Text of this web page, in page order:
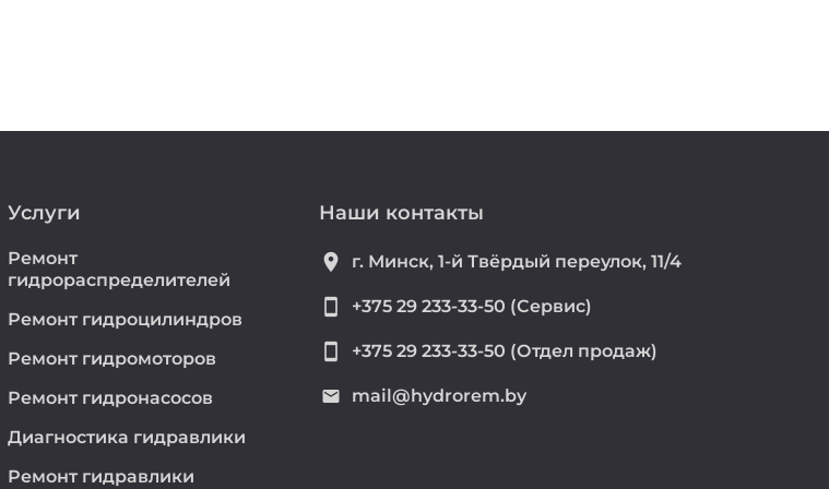
Услуги
Ремонт
гидрораспределителей
Ремонт гидроцилиндров
Ремонт гидромоторов
Ремонт гидронасосов
Диагностика гидравлики
Ремонт гидравлики
Наши контакты
location_on г. Минск, 1-й Твёрдый переулок, 11/4
smartphone +375 29 233-33-50 (Сервис)
smartphone +375 29 233-33-50 (Отдел продаж)
email mail@hydrorem.by